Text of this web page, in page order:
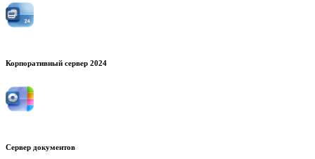
Корпоративный сервер 2024
Сервер документов